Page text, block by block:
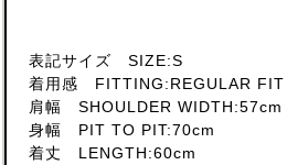
表記サイズ SIZE:S
着用感 FITTING:REGULAR FIT
肩幅 SHOULDER WIDTH:57cm
身幅 PIT TO PIT:70cm
着丈 LENGTH:60cm